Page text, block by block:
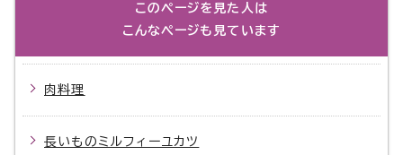
このページを見た人は
こんなページも見ています
肉料理
長いものミルフィーユカツ